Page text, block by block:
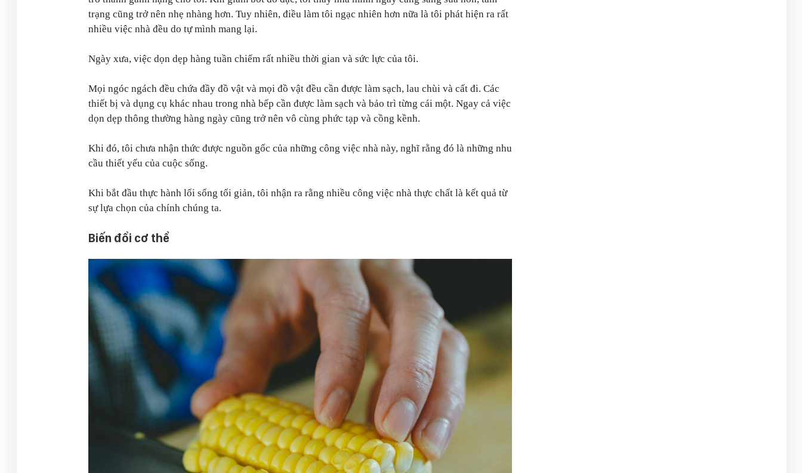
trạng cũng trở nên nhẹ nhàng hơn. Tuy nhiên, điều làm tôi ngạc nhiên hơn nữa là tôi phát hiện ra rất
nhiều việc nhà đều do tự mình mang lại.
Ngày xưa, việc dọn dẹp hàng tuần chiếm rất nhiều thời gian và sức lực của tôi.
Mọi ngóc ngách đều chứa đầy đồ vật và mọi đồ vật đều cần được làm sạch, lau chùi và cất đi. Các
thiết bị và dụng cụ khác nhau trong nhà bếp cần được làm sạch và bảo trì từng cái một. Ngay cả việc
dọn dẹp thông thường hàng ngày cũng trở nên vô cùng phức tạp và cồng kềnh.
Khi đó, tôi chưa nhận thức được nguồn gốc của những công việc nhà này, nghĩ rằng đó là những nhu
cầu thiết yếu của cuộc sống.
Khi bắt đầu thực hành lối sống tối giản, tôi nhận ra rằng nhiều công việc nhà thực chất là kết quả từ
sự lựa chọn của chính chúng ta.
Biến đổi cơ thể